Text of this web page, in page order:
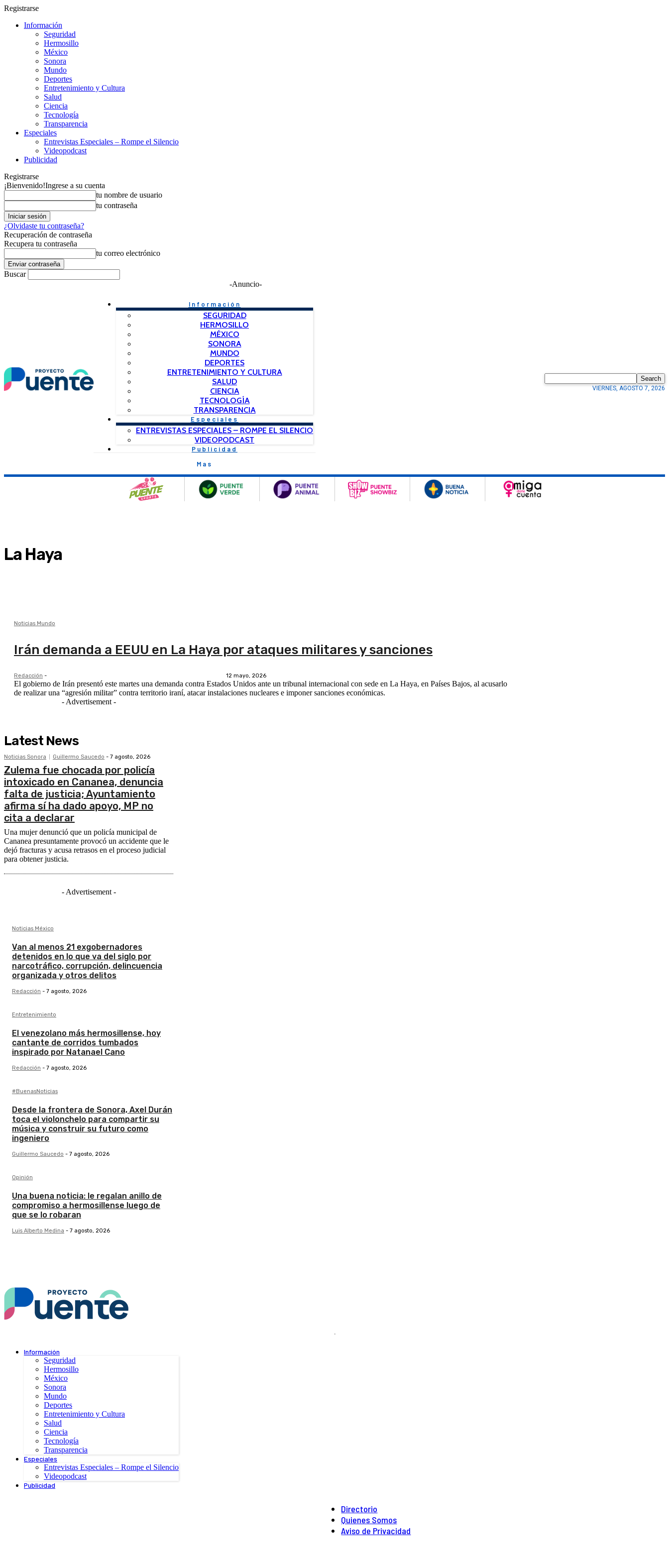
Registrarse
Información
Seguridad
Hermosillo
México
Sonora
Mundo
Deportes
Entretenimiento y Cultura
Salud
Ciencia
Tecnología
Transparencia
Especiales
Entrevistas Especiales – Rompe el Silencio
Videopodcast
Publicidad
Registrarse
¡Bienvenido!Ingrese a su cuenta
tu nombre de usuario
tu contraseña
¿Olvidaste tu contraseña?
Recuperación de contraseña
Recupera tu contraseña
tu correo electrónico
Buscar
-Anuncio-
Información
SEGURIDAD
HERMOSILLO
MÉXICO
SONORA
MUNDO
DEPORTES
ENTRETENIMIENTO Y CULTURA
SALUD
CIENCIA
TECNOLOGÍA
TRANSPARENCIA
Especiales
ENTREVISTAS ESPECIALES – ROMPE EL SILENCIO
VIDEOPODCAST
Publicidad
Mas
Search
VIERNES, AGOSTO 7, 2026
La Haya
Noticias Mundo
Irán demanda a EEUU en La Haya por ataques militares y sanciones
Redacción - 12 mayo, 2026
El gobierno de Irán presentó este martes una demanda contra Estados Unidos ante un tribunal internacional con sede en La Haya, en Países Bajos, al acusarlo
de realizar una “agresión militar” contra territorio iraní, atacar instalaciones nucleares e imponer sanciones económicas.
- Advertisement -
Latest News
Noticias Sonora Guillermo Saucedo - 7 agosto, 2026
Zulema fue chocada por policía
intoxicado en Cananea, denuncia
falta de justicia; Ayuntamiento
afirma sí ha dado apoyo, MP no
cita a declarar
Una mujer denunció que un policía municipal de
Cananea presuntamente provocó un accidente que le
dejó fracturas y acusa retrasos en el proceso judicial
para obtener justicia.
- Advertisement -
Noticias México
Van al menos 21 exgobernadores
detenidos en lo que va del siglo por
narcotráfico, corrupción, delincuencia
organizada y otros delitos
Redacción - 7 agosto, 2026
Entretenimiento
El venezolano más hermosillense, hoy
cantante de corridos tumbados
inspirado por Natanael Cano
Redacción - 7 agosto, 2026
#BuenasNoticias
Desde la frontera de Sonora, Axel Durán
toca el violonchelo para compartir su
música y construir su futuro como
ingeniero
Guillermo Saucedo - 7 agosto, 2026
Opinión
Una buena noticia: le regalan anillo de
compromiso a hermosillense luego de
que se lo robaran
Luis Alberto Medina - 7 agosto, 2026
.
Información
Seguridad
Hermosillo
México
Sonora
Mundo
Deportes
Entretenimiento y Cultura
Salud
Ciencia
Tecnología
Transparencia
Especiales
Entrevistas Especiales – Rompe el Silencio
Videopodcast
Publicidad
Directorio
Quienes Somos
Aviso de Privacidad